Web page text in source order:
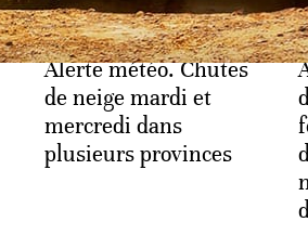
SOCIÉTÉ
Alerte météo. Chutes
de neige mardi et
mercredi dans
plusieurs provinces